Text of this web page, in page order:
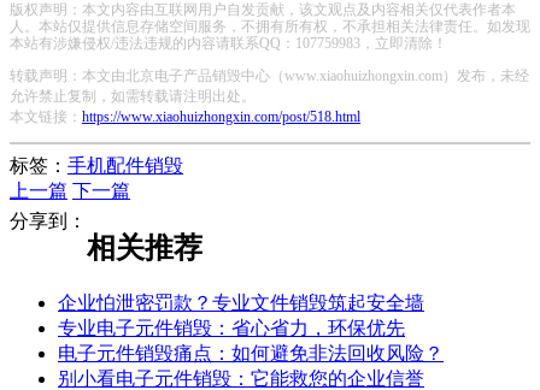
版权声明：本文内容由互联网用户自发贡献，该文观点及内容相关仅代表作者本
人。本站仅提供信息存储空间服务，不拥有所有权，不承担相关法律责任。如发现
本站有涉嫌侵权/违法违规的内容请联系QQ：107759983，立即清除！
转载声明：本文由北京电子产品销毁中心（www.xiaohuizhongxin.com）发布，未经
允许禁止复制，如需转载请注明出处。
本文链接： https://www.xiaohuizhongxin.com/post/518.html
标签： 手机配件销毁
上一篇 下一篇
分享到：
相关推荐
企业怕泄密罚款？专业文件销毁筑起安全墙
专业电子元件销毁：省心省力，环保优先
电子元件销毁痛点：如何避免非法回收风险？
别小看电子元件销毁：它能救您的企业信誉